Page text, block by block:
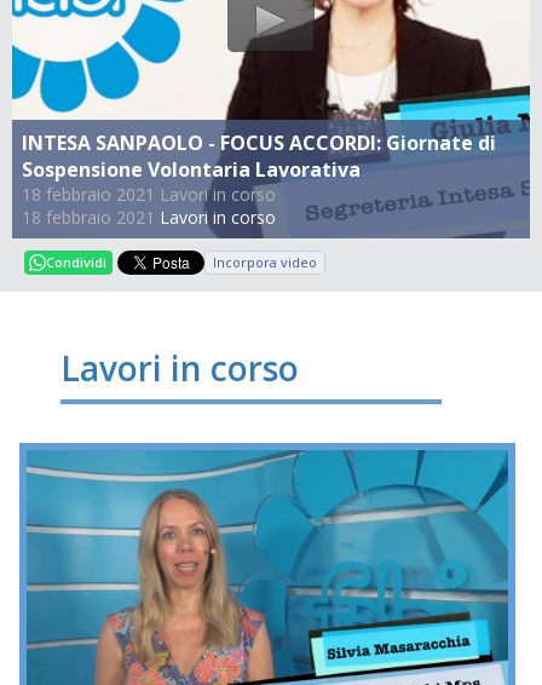
INTESA SANPAOLO - FOCUS ACCORDI: Giornate di
Sospensione Volontaria Lavorativa
18 febbraio 2021 Lavori in corso
18 febbraio 2021 Lavori in corso
Condividi Incorpora video
Lavori in corso